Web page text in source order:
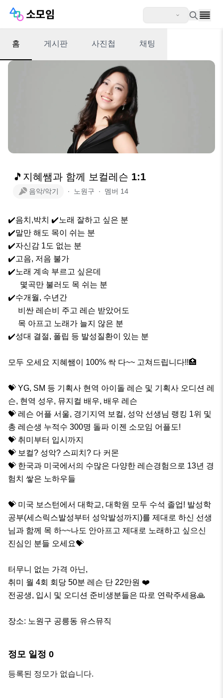
홈 게시판 사진첩 채팅
🎵지혜쌤과 함께 보컬레슨 1:1
음악/악기 ∙ 노원구 ∙ 멤버 14
✔️음치,박치 ✔️노래 잘하고 싶은 분
✔️말만 해도 목이 쉬는 분
✔️자신감 1도 없는 분
✔️고음, 저음 불가
✔️노래 계속 부르고 싶은데
✔️수개월, 수년간
✔️성대 결절, 폴립 등 발성질환이 있는 분
모두 오세요 지혜쌤이 100% 싹 다~~ 고쳐드립니다!!🏥
💝 YG, SM 등 기획사 현역 아이돌 레슨 및 기획사 오디션 레
슨, 현역 성우, 뮤지컬 배우, 배우 레슨
💝 레슨 어플 서울, 경기지역 보컬, 성악 선생님 랭킹 1위 및
총 레슨생 누적수 300명 돌파 이젠 소모임 어플도!
💝 취미부터 입시까지
💝 보컬? 성악? 스피치? 다 커몬
💝 한국과 미국에서의 수많은 다양한 레슨경험으로 13년 경
험치 쌓은 노하우들
💝 미국 보스턴에서 대학교, 대학원 모두 수석 졸업! 발성학
공부(세스릭스발성부터 성악발성까지)를 제대로 하신 선생
님과 함께 목 하~~나도 안아프고 제대로 노래하고 싶으신
진심인 분들 오세요💝
터무니 없는 가격 아닌,
취미 월 4회 회당 50분 레슨 단 22만원 ❤️
전공생, 입시 및 오디션 준비생분들은 따로 연락주세용🙏
장소: 노원구 공릉동 유스뮤직
정모 일정 0
등록된 정모가 없습니다.